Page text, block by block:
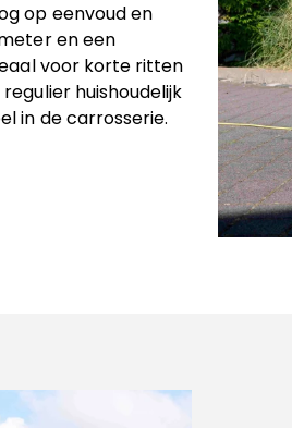
op eenvoud en
en een
voor korte ritten
huishoudelijk
in de carrosserie.